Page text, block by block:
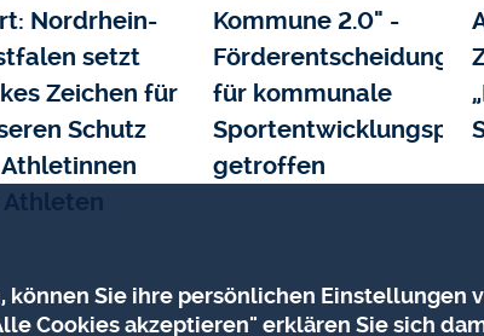
Nordrhein-
setzt
Zeichen für
Schutz
Athleten
Kommune 2.0" -
Förderentscheidungen
für kommunale
getroffen
Sie ihre persönlichen Einstellungen
Cookies akzeptieren" erklären Sie sich